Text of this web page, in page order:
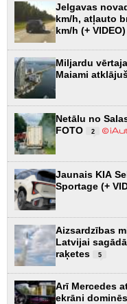
Jelgavas
km/h, atļauto
km/h (+ VIDEO)
Miljardu
Maiami
Netālu no
FOTO
2
Jaunais KIA
Sportage (+
Aizsardzības
Latvijai
raķetes
5
Arī Mercedes
ekrāni dominēs